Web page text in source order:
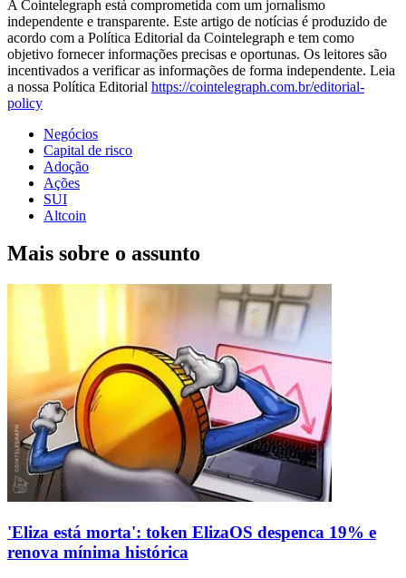
A Cointelegraph está comprometida com um jornalismo
independente e transparente. Este artigo de notícias é produzido de
acordo com a Política Editorial da Cointelegraph e tem como
objetivo fornecer informações precisas e oportunas. Os leitores são
incentivados a verificar as informações de forma independente. Leia
a nossa Política Editorial https://cointelegraph.com.br/editorial-
policy
Negócios
Capital de risco
Adoção
Ações
SUI
Altcoin
Mais sobre o assunto
'Eliza está morta': token ElizaOS despenca 19% e
renova mínima histórica